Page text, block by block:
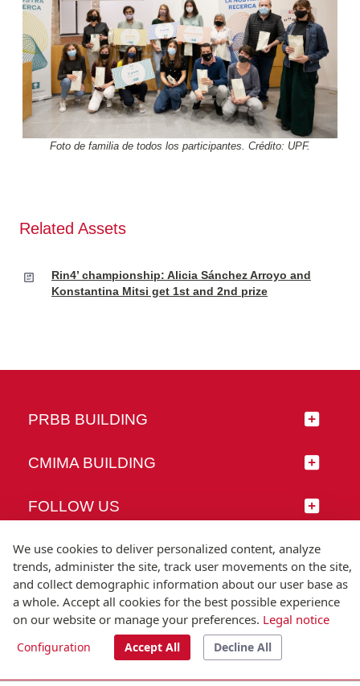
Foto de familia de todos los participantes. Crédito: UPF.
Related Assets
Rin4’ championship: Alicia Sánchez Arroyo and
Konstantina Mitsi get 1st and 2nd prize
PRBB BUILDING
CMIMA BUILDING
FOLLOW US
© Universitat Pompeu Fabra
T.(+34) 93 542 20 00
We use cookies to deliver personalized content, analyze
trends, administer the site, track user movements on the site,
and collect demographic information about our user base as
a whole. Accept all cookies for the best possible experience
on our website or manage your preferences. Legal notice
Configuration Accept All Decline All